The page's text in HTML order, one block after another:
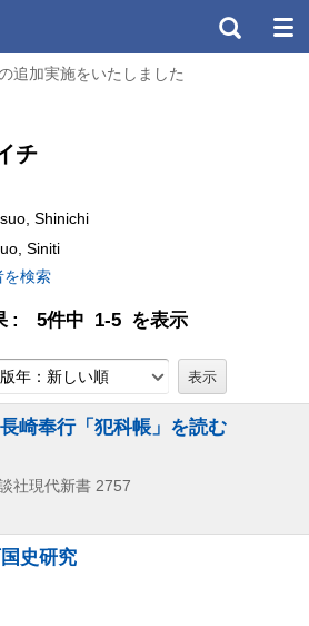
追加実施をいたしました
チ
Shinichi
Siniti
を検索
5件中 1-5 を表示
年：新しい順
崎奉行「犯科帳」を読む
社現代新書 2757
史研究